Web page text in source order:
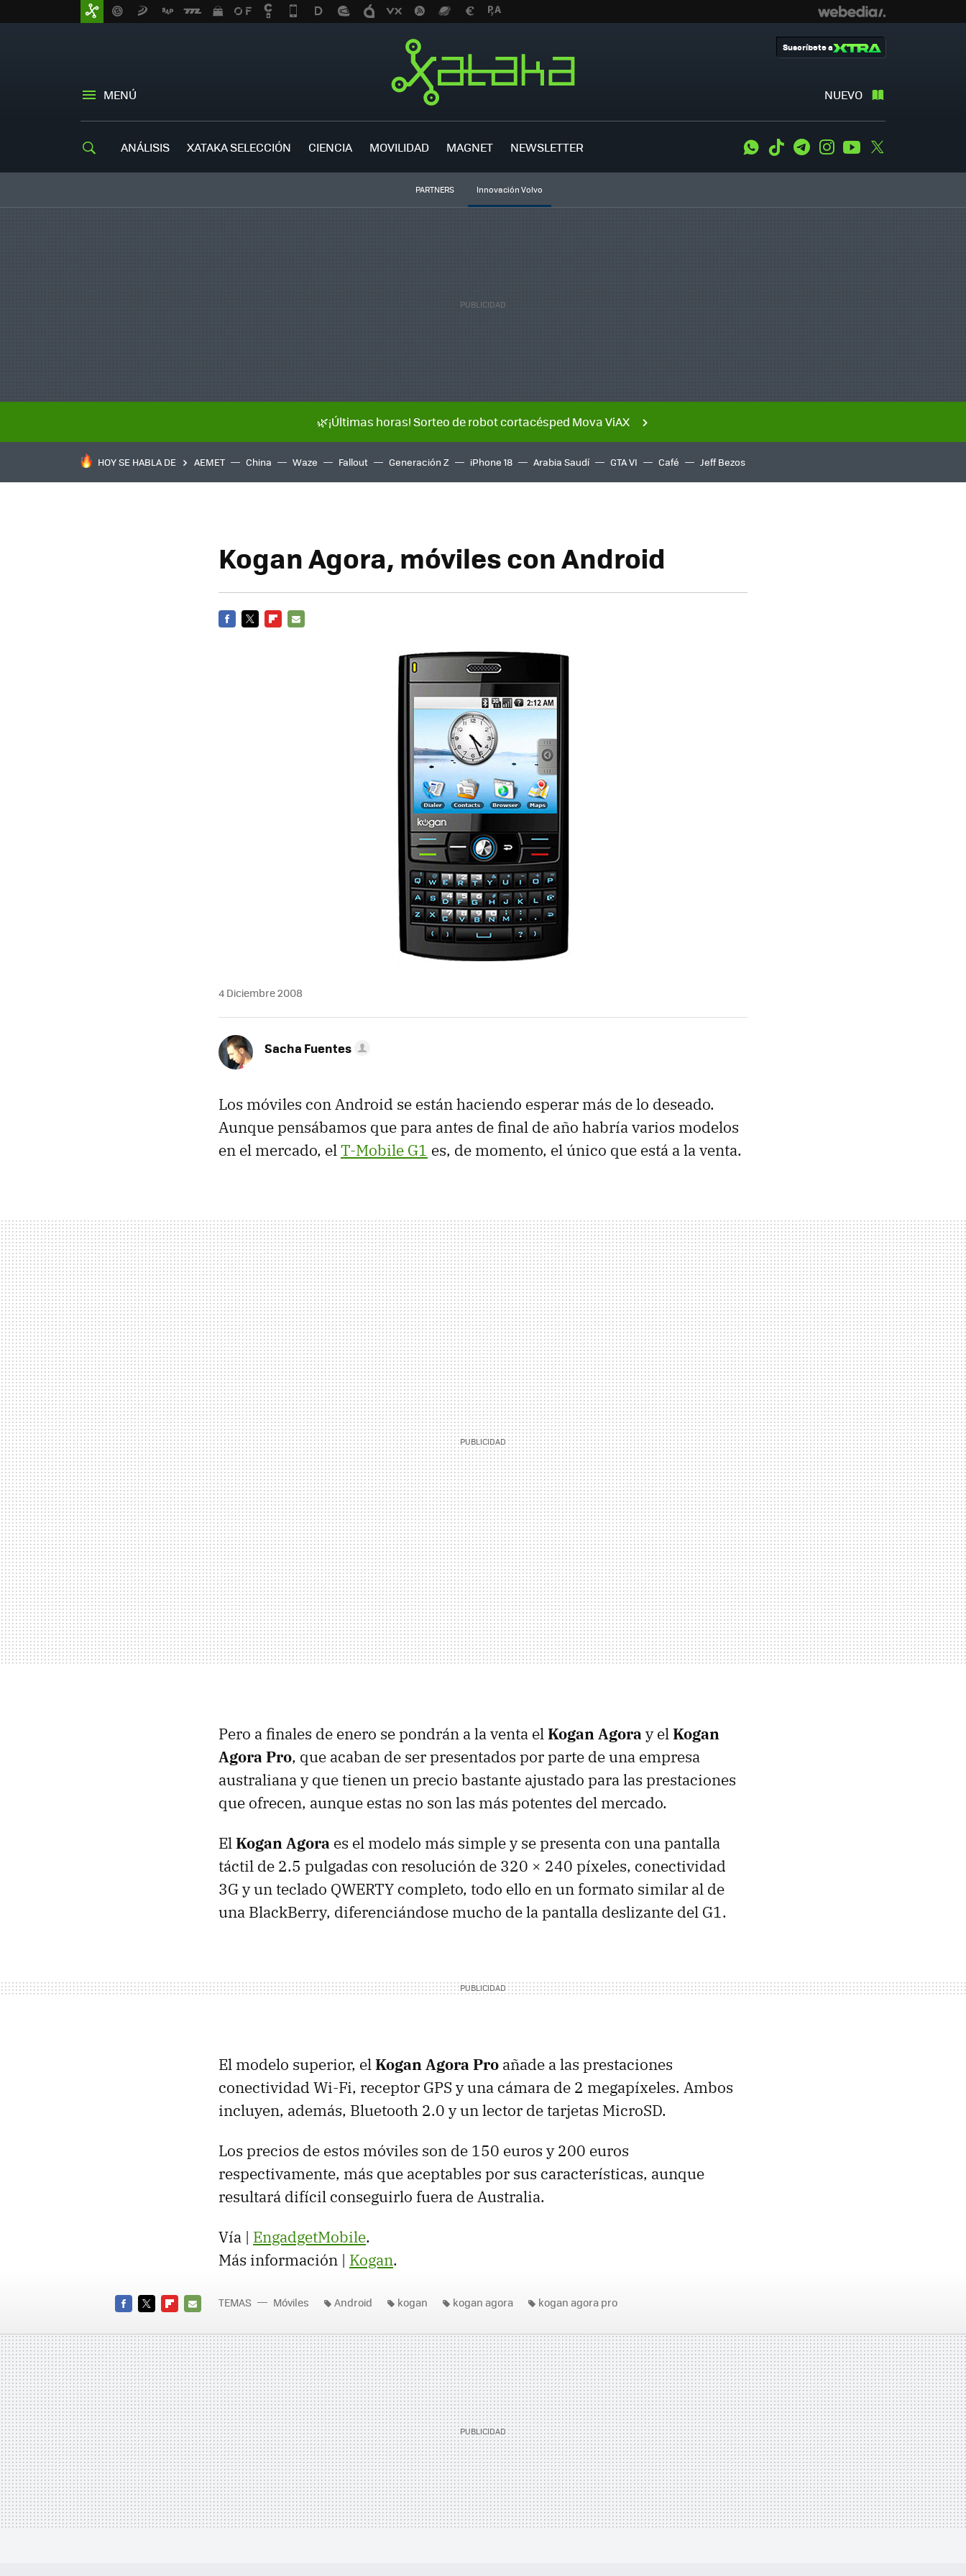
MENÚ NUEVO
Suscríbete a
ANÁLISIS XATAKA SELECCIÓN CIENCIA MOVILIDAD MAGNET NEWSLETTER WhatsApp
Tiktok TelegramInstagramYoutube
PARTNERS Innovación Volvo
🌿¡Últimas horas! Sorteo de robot cortacésped Mova ViAX
HOY SE HABLA DE AEMET China Waze Fallout Generación Z iPhone 18 Arabia Saudí GTA VI Café Jeff Bezos
Kogan Agora, móviles con Android
4 Diciembre 2008
Sacha Fuentes
Los móviles con Android se están haciendo esperar más de lo deseado.
Aunque pensábamos que para antes de final de año habría varios modelos
en el mercado, elT-Mobile G1 es, de momento, el único que está a la venta.
Pero a finales de enero se pondrán a la venta elKogan Agora y elKogan
Agora Pro, que acaban de ser presentados por parte de una empresa
australiana y que tienen un precio bastante ajustado para las prestaciones
que ofrecen, aunque estas no son las más potentes del mercado.
ElKogan Agora es el modelo más simple y se presenta con una pantalla
táctil de 2.5 pulgadas con resolución de 320 × 240 píxeles, conectividad
3G y un teclado QWERTY completo, todo ello en un formato similar al de
una BlackBerry, diferenciándose mucho de la pantalla deslizante del G1.
El modelo superior, elKogan Agora Pro añade a las prestaciones
conectividad Wi-Fi, receptor GPS y una cámara de 2 megapíxeles. Ambos
incluyen, además, Bluetooth 2.0 y un lector de tarjetas MicroSD.
Los precios de estos móviles son de 150 euros y 200 euros
respectivamente, más que aceptables por sus características, aunque
resultará difícil conseguirlo fuera de Australia.
Vía | EngadgetMobile.
Más información | Kogan.
MAIL
TEMAS Móviles Android kogan kogan agora kogan agora pro